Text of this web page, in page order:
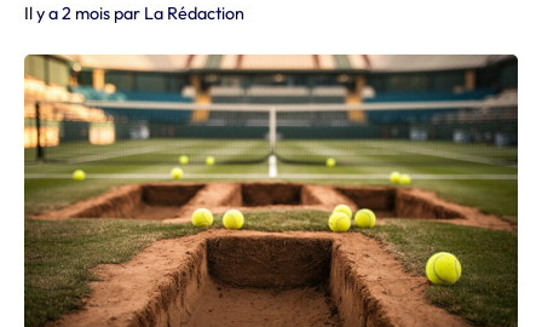
Il y a 2 mois par La Rédaction